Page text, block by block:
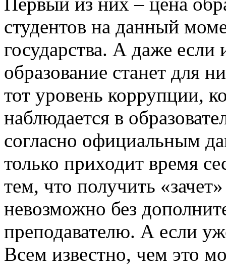
студентов на данный
государства. А даже если
образование станет для
тот уровень коррупции,
наблюдается в
согласно официальным
только приходит время
тем, что получить
невозможно без
преподавателю. А если
Всем известно, чем это